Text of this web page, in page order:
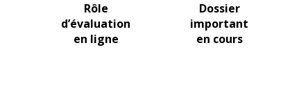
Rôle
d’évaluation
en ligne
Dossier
important
en cours